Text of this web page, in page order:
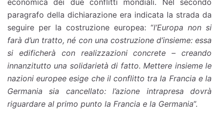
paragrafo della dichiarazione era indicata la strada da
seguire per la costruzione europea: “l’Europa non si
farà d’un tratto, né con una costruzione d’insieme: essa
si edificherà con realizzazioni concrete – creando
innanzitutto una solidarietà di fatto. Mettere insieme le
nazioni europee esige che il conflitto tra la Francia e la
Germania sia cancellato: l’azione intrapresa dovrà
riguardare al primo punto la Francia e la Germania”.